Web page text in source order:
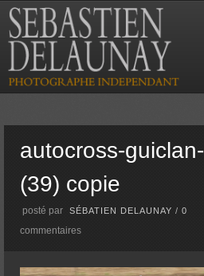
autocross-guiclan-
(39) copie
posté par SÉBATIEN DELAUNAY /0
commentaires